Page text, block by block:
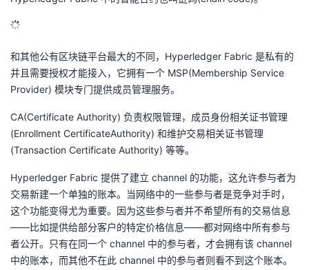
和其他公有区块链平台最大的不同，Hyperledger Fabric 是私有的
并且需要授权才能接入，它拥有一个 MSP(Membership Service
Provider) 模块专门提供成员管理服务。
CA(Certificate Authority) 负责权限管理，成员身份相关证书管理
(Enrollment CertificateAuthority) 和维护交易相关证书管理
(Transaction Certificate Authority) 等等。
Hyperledger Fabric 提供了建立 channel 的功能，这允许参与者为
交易新建一个单独的账本。当网络中的一些参与者是竞争对手时，
这个功能变得尤为重要。因为这些参与者并不希望所有的交易信息
——比如提供给部分客户的特定价格信息——都对网络中所有参与
者公开。只有在同一个 channel 中的参与者，才会拥有该 channel
中的账本，而其他不在此 channel 中的参与者则看不到这个账本。